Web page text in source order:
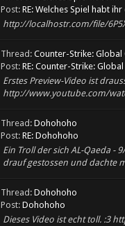
Post: RE: Welches Spiel habt
http://localhostr.com/file/
Thread: Counter-Strike:
Post: RE: Counter-Strike:
Erstes Preview-Video ist
http://www.youtube.com/
Thread: Dohohoho
Post: RE: Dohohoho
Ein Troll der sich AL-Qaeda -
drauf gestossen und dachte
Thread: Dohohoho
Post: Dohohoho
Dieses Video ist echt toll. :3